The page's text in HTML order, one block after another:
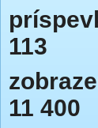
113
11 400